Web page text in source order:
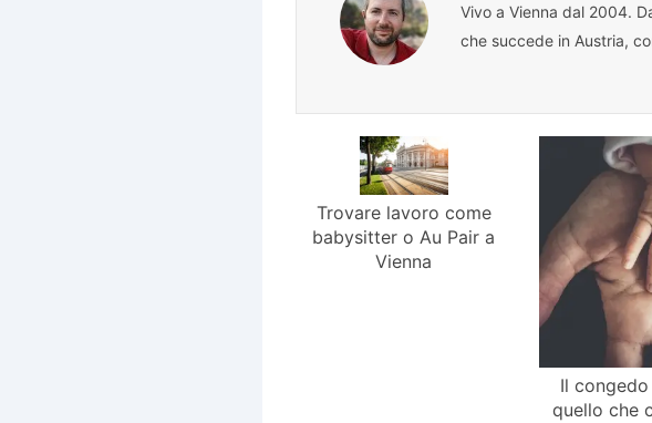
Vivo a Vienna dal 2004.
che succede in Austria,
Trovare lavoro come
babysitter o Au Pair a
Vienna
Il
quello che